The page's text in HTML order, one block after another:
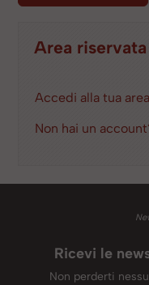
Area riservata
Accedi alla tua
Non hai un
Ricevi le
Non perderti